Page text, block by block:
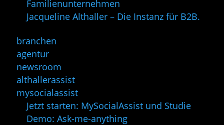
Familienunternehmen
Jacqueline Althaller – Die Instanz für B2B.
branchen
agentur
newsroom
althallerassist
mysocialassist
Jetzt starten: MySocialAssist und Studie
Demo: Ask-me-anything